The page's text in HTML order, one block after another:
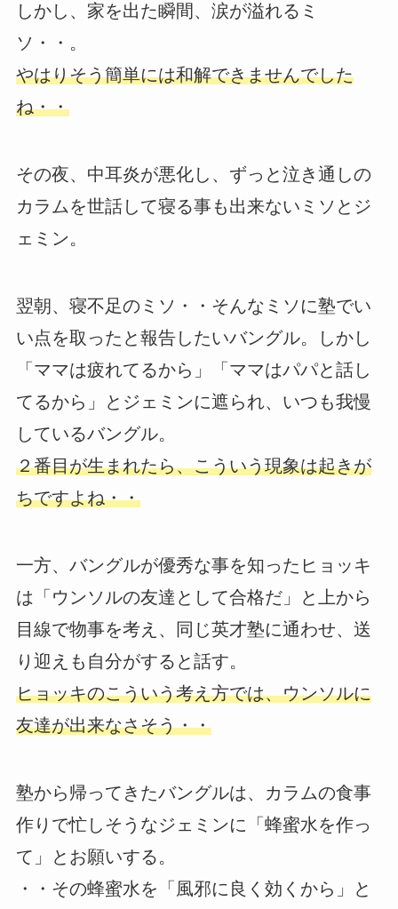
しかし、家を出た瞬間、涙が溢れるミ
ソ・・。
やはりそう簡単には和解できませんでした
ね・・
その夜、中耳炎が悪化し、ずっと泣き通しの
カラムを世話して寝る事も出来ないミソとジ
ェミン。
翌朝、寝不足のミソ・・そんなミソに塾でい
い点を取ったと報告したいバングル。しかし
「ママは疲れてるから」「ママはパパと話し
てるから」とジェミンに遮られ、いつも我慢
しているバングル。
２番目が生まれたら、こういう現象は起きが
ちですよね・・
一方、バングルが優秀な事を知ったヒョッキ
は「ウンソルの友達として合格だ」と上から
目線で物事を考え、同じ英才塾に通わせ、送
り迎えも自分がすると話す。
ヒョッキのこういう考え方では、ウンソルに
友達が出来なさそう・・
塾から帰ってきたバングルは、カラムの食事
作りで忙しそうなジェミンに「蜂蜜水を作っ
て」とお願いする。
・・その蜂蜜水を「風邪に良く効くから」と